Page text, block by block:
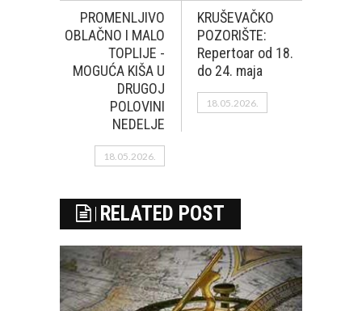
PROMENLJIVO
OBLAČNO I MALO
TOPLIJE -
MOGUĆA KIŠA U
DRUGOJ
POLOVINI
NEDELJE
18.05.2026.
KRUŠEVAČKO
POZORIŠTE:
Repertoar od 18.
do 24. maja
18.05.2026.
RELATED POST